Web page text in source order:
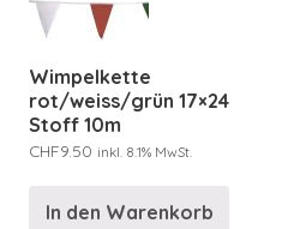
Wimpelkette
rot/weiss/grün 17×24
Stoff 10m
CHF9.50 inkl. 8.1% MwSt.
In den Warenkorb